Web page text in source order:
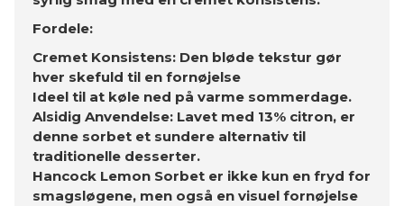
Fordele:
Cremet Konsistens: Den bløde tekstur gør
hver skefuld til en fornøjelse
Ideel til at køle ned på varme sommerdage.
Alsidig Anvendelse: Lavet med 13% citron, er
denne sorbet et sundere alternativ til
traditionelle desserter.
Hancock Lemon Sorbet er ikke kun en fryd for
smagsløgene, men også en visuel fornøjelse